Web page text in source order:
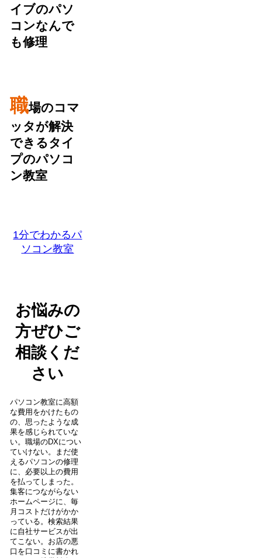
イブのパソ
コンなんで
も修理
職場のコマ
ッタが解決
できるタイ
プのパソコ
ン教室
1分でわかるパ
ソコン教室
お悩みの
方ぜひご
相談くだ
さい
パソコン教室に高額
な費用をかけたもの
の、思ったような成
果を感じられていな
い。職場のDXについ
ていけない。まだ使
えるパソコンの修理
に、必要以上の費用
を払ってしまった。
集客につながらない
ホームページに、毎
月コストだけがかか
っている。検索結果
に自社サービスが出
てこない。お店の悪
口を口コミに書かれ